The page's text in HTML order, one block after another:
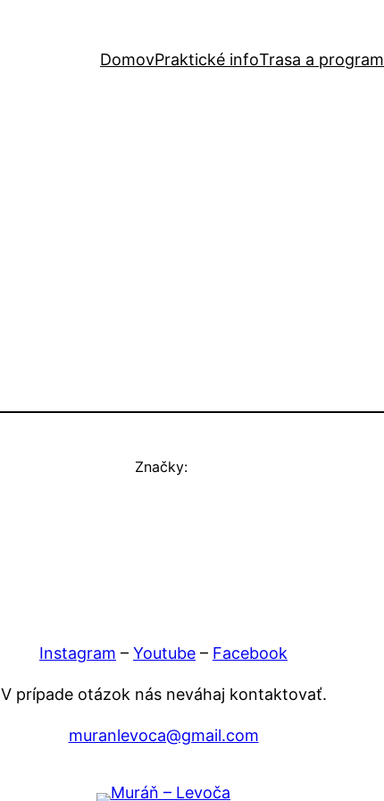
DomovPraktické infoTrasa a program
Značky:
Instagram – Youtube – Facebook
V prípade otázok nás neváhaj kontaktovať.
muranlevoca@gmail.com